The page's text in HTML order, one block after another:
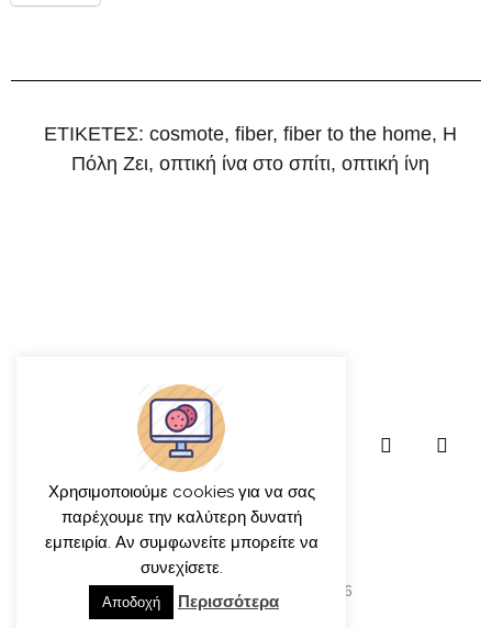
ΕΤΙΚΕΤΕΣ: cosmote, fiber, fiber to the home, Η
Πόλη Ζει, οπτική ίνα στο σπίτι, οπτική ίνη
© γιώργος ιατρίδης 2013-2026
Χρησιμοποιούμε cookies για να σας
παρέχουμε την καλύτερη δυνατή
εμπειρία. Αν συμφωνείτε μπορείτε να
συνεχίσετε.
Αποδοχή Περισσότερα